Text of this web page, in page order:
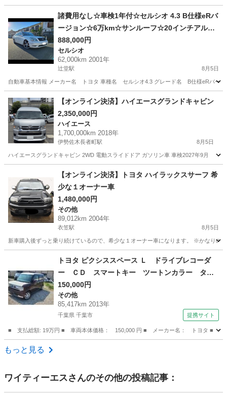
本厚木駅 ハイエース トヨタハイエース
諸費用なし☆車検1年付☆セルシオ 4.3 B仕様eRバ
ージョン☆6万km☆サンルーフ☆20インチアル
ミ、ローダウン☆シートヒーター、パワーシート
888,000円
セルシオ
62,000km 2001年
辻堂駅 8月5日
自動車基本情報 メーカー名 トヨタ 車種名 セルシオ4.3 グレード名 B仕様eRバ
神奈川 藤沢市 辻堂駅 セルシオ
【オンライン決済】ハイエースグランドキャビン
2,350,000円
ハイエース
1,700,000km 2018年
伊勢佐木長者町駅 8月5日
ハイエースグランドキャビン 2WD 電動スライドドア ガソリン車 車検2027年9月
伊勢佐木長者町駅 ハイエース
【オンライン決済】トヨタ ハイラックスサーフ 希
少な１オーナー車
1,480,000円
その他
89,012km 2004年
衣笠駅 8月5日
新車購入後ずっと乗り続けているので、希少な１オーナー車になります。 ※かなりの
横須賀市 衣笠駅 ハイラックスサーフ
トヨタ ピクシススペース Ｌ ドライブレコーダ
ー ＣＤ スマートキー ツートンカラー タイ
ヤホイール１４インチ 走行距離８５０００キロ
（車検整備付）
150,000円
その他
85,417km 2013年
千葉県 千葉市 提携サイト
■ 支払総額: 19万円 ■ 車両本体価格： 150,000 円 ■ メーカー名： トヨタ ■
千葉 千葉市
もっと見る
ワイティーエスさんのその他の投稿記事：